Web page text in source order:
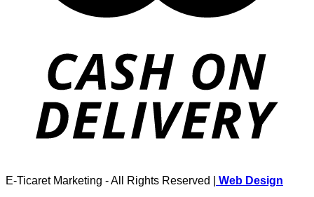
E-Ticaret Marketing - All Rights Reserved |
Web Design